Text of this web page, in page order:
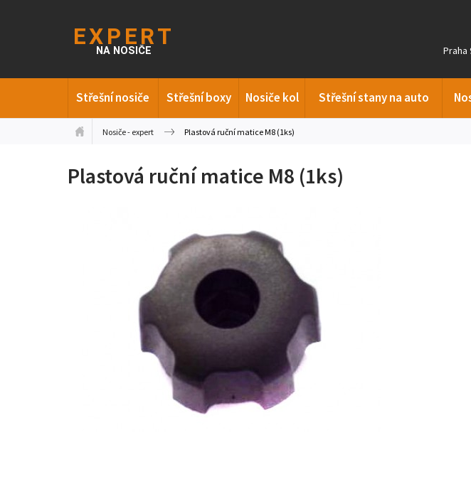
Praha
Střešní nosiče Střešní boxy Nosiče kol Střešní stany na auto
Nosiče - expert Plastová ruční matice M8 (1ks)
Plastová ruční matice M8 (1ks)